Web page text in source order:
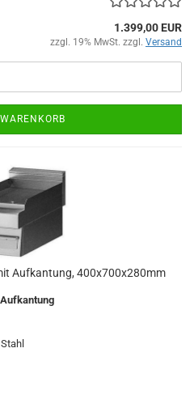
1.399,00 EUR
zzgl. 19% MwSt. zzgl. Versand
Aufkantung, 400x700x280mm